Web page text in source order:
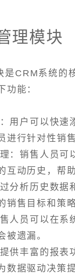
理模块
是CRM系统的
功能：
用户可以快速
进行针对性销售
：销售人员可
互动历史，帮
分析历史数据
销售目标和策略
人员可以在系
被遗漏。
供丰富的报表
数据驱动决策